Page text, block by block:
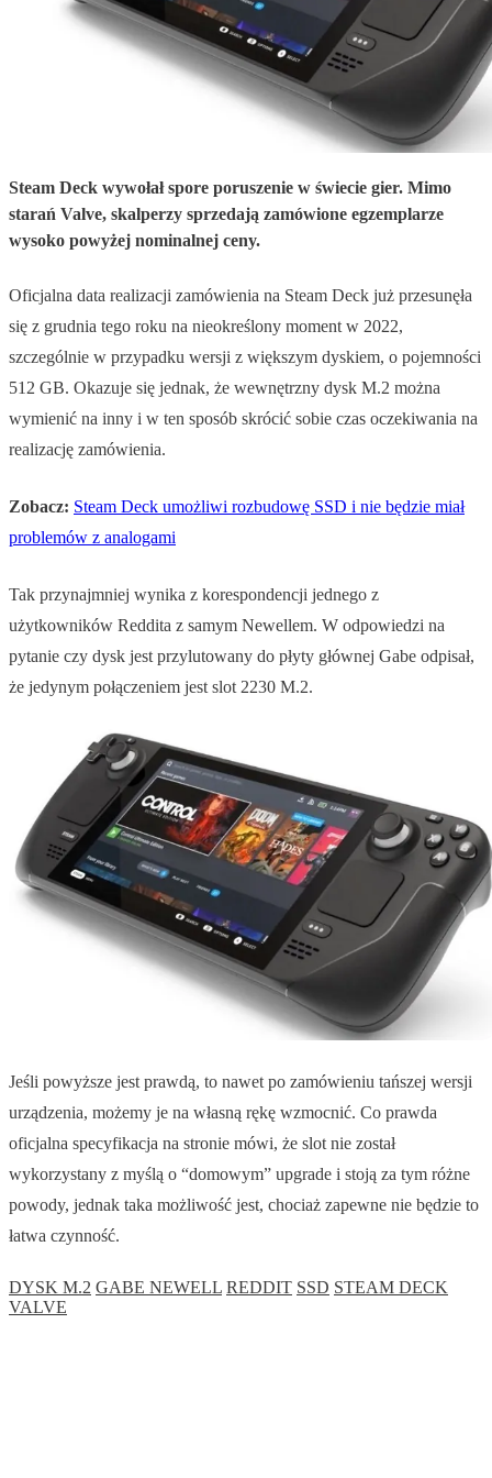
Steam Deck wywołał spore poruszenie w świecie gier. Mimo
starań Valve, skalperzy sprzedają zamówione egzemplarze
wysoko powyżej nominalnej ceny.
Oficjalna data realizacji zamówienia na Steam Deck już przesunęła
się z grudnia tego roku na nieokreślony moment w 2022,
szczególnie w przypadku wersji z większym dyskiem, o pojemności
512 GB. Okazuje się jednak, że wewnętrzny dysk M.2 można
wymienić na inny i w ten sposób skrócić sobie czas oczekiwania na
realizację zamówienia.
Zobacz: Steam Deck umożliwi rozbudowę SSD i nie będzie miał
problemów z analogami
Tak przynajmniej wynika z korespondencji jednego z
użytkowników Reddita z samym Newellem. W odpowiedzi na
pytanie czy dysk jest przylutowany do płyty głównej Gabe odpisał,
że jedynym połączeniem jest slot 2230 M.2.
Jeśli powyższe jest prawdą, to nawet po zamówieniu tańszej wersji
urządzenia, możemy je na własną rękę wzmocnić. Co prawda
oficjalna specyfikacja na stronie mówi, że slot nie został
wykorzystany z myślą o “domowym” upgrade i stoją za tym różne
powody, jednak taka możliwość jest, chociaż zapewne nie będzie to
łatwa czynność.
DYSK M.2 GABE NEWELL REDDIT SSD STEAM DECK
VALVE